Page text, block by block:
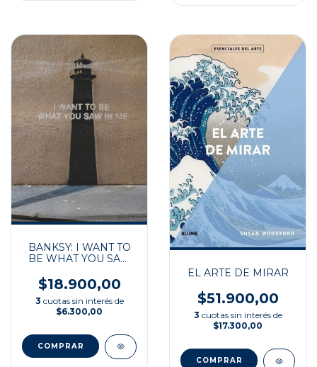
BANKSY: I WANT TO
BE WHAT YOU SAW
$18.900,00
3 cuotas sin interés de
$6.300,00
EL ARTE DE MIRAR
$51.900,00
3 cuotas sin interés de
$17.300,00